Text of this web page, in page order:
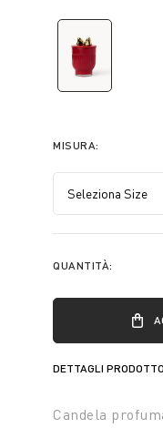
MISURA:
QUANTITÀ:
DETTAGLI PRODOTTO
Candela